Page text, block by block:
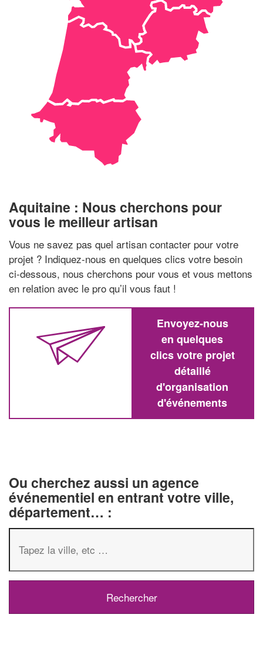
Aquitaine : Nous cherchons pour
vous le meilleur artisan
Vous ne savez pas quel artisan contacter pour votre
projet ? Indiquez-nous en quelques clics votre besoin
ci-dessous, nous cherchons pour vous et vous mettons
en relation avec le pro qu’il vous faut !
Envoyez-nous
en quelques
clics votre projet
détaillé
d'organisation
d'événements
Ou cherchez aussi un agence
événementiel en entrant votre ville,
département… :